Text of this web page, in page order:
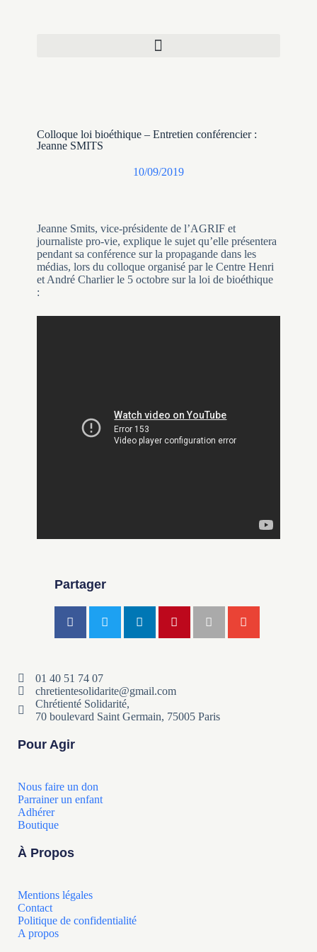
Colloque loi bioéthique – Entretien conférencier :
Jeanne SMITS
10/09/2019
Jeanne Smits, vice-présidente de l’AGRIF et
journaliste pro-vie, explique le sujet qu’elle présentera
pendant sa conférence sur la propagande dans les
médias, lors du colloque organisé par le Centre Henri
et André Charlier le 5 octobre sur la loi de bioéthique
:
Partager
01 40 51 74 07
chretientesolidarite@gmail.com
Chrétienté Solidarité,
70 boulevard Saint Germain, 75005 Paris
Pour Agir
Nous faire un don
Parrainer un enfant
Adhérer
Boutique
À Propos
Mentions légales
Contact
Politique de confidentialité
A propos